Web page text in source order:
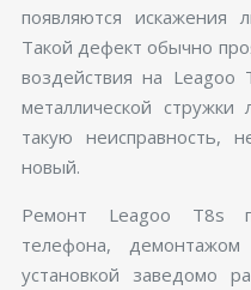
появляются искажения
Такой дефект обычно
воздействия на Leagoo
металлической
такую неисправность,
новый.
Ремонт Leagoo T8s
телефона,
установкой заведомо